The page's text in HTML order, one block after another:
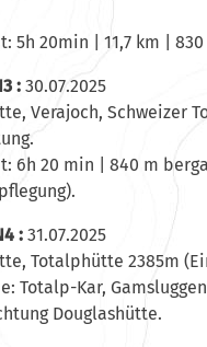
5h 20min | 11,7 km |
: 30.07.2025
Verajoch, Schweizer
6h 20 min | 840 m
: 31.07.2025
Totalphütte 2385m
Totalp-Kar,
Douglashütte.